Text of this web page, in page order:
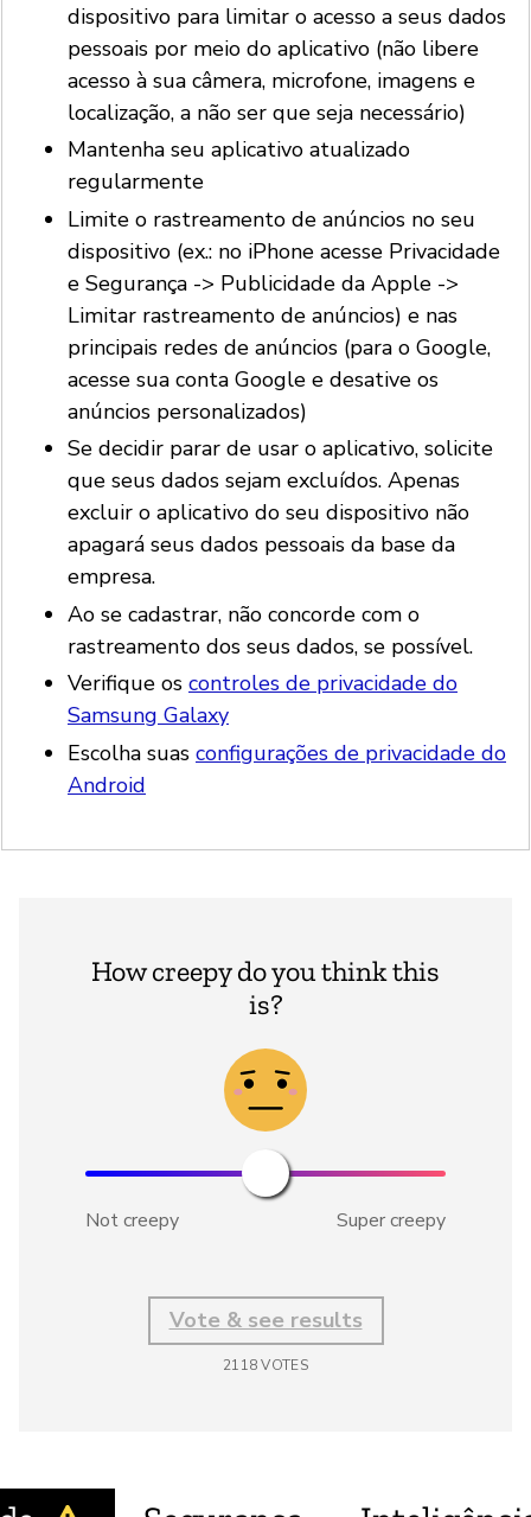
dispositivo para limitar o acesso a seus dados
pessoais por meio do aplicativo (não libere
acesso à sua câmera, microfone, imagens e
localização, a não ser que seja necessário)
Mantenha seu aplicativo atualizado
regularmente
Limite o rastreamento de anúncios no seu
dispositivo (ex.: no iPhone acesse Privacidade
e Segurança -> Publicidade da Apple ->
Limitar rastreamento de anúncios) e nas
principais redes de anúncios (para o Google,
acesse sua conta Google e desative os
anúncios personalizados)
Se decidir parar de usar o aplicativo, solicite
que seus dados sejam excluídos. Apenas
excluir o aplicativo do seu dispositivo não
apagará seus dados pessoais da base da
empresa.
Ao se cadastrar, não concorde com o
rastreamento dos seus dados, se possível.
Verifique os controles de privacidade do
Samsung Galaxy
Escolha suas configurações de privacidade do
Android
How creepy do you think this
is?
Not creepy Super creepy
Vote & see results
2118VOTES